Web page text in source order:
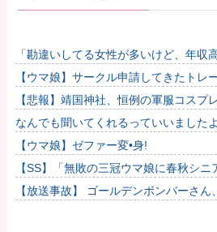
「勘違いしてる女性が多いけど、年収
す」→共感殺到で拡散 やはりこれが
【ウマ娘】サークル申請してきたトレ
すぎて草ｗｗｗ「このまま成長したら
【悲報】靖国神社、恒例の軍服コスプ
なんでも聞いてくれるっていいました
【ウマ娘】ゼファー変•身!
【SS】「無敗の三冠ウマ娘に春秋シニ
で勝利したら結婚してもいいよ」と担
のトレー...
【放送事故】 ゴールデンボンバーさん